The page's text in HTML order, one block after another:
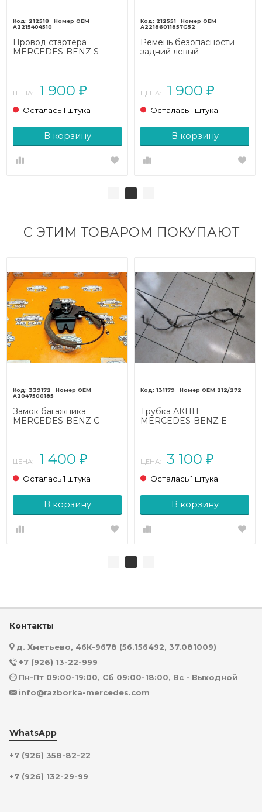
212518
A2215404510
Провод стартера
MERCEDES-BENZ S-
ЦЕНА: 1 900 ₽
Осталась 1 штука
В корзину
212551
A22186011857G52
Ремень безопасности
задний левый
ЦЕНА: 1 900 ₽
Осталась 1 штука
В корзину
С ЭТИМ ТОВАРОМ ПОКУПАЮТ
339172
A2047500185
Замок багажника
MERCEDES-BENZ C-
ЦЕНА: 1 400 ₽
Осталась 1 штука
В корзину
131179 212/272
Трубка АКПП
MERCEDES-BENZ E-
ЦЕНА: 3 100 ₽
Осталась 1 штука
В корзину
Контакты
д. Хметьево, 46К-9678 (56.156492, 37.081009)
+7 (926) 13-22-999
Пн-Пт 09:00-19:00, Сб 09:00-18:00, Вс - Выходной
info@razborka-mercedes.com
WhatsApp
+7 (926) 358-82-22
+7 (926) 132-29-99